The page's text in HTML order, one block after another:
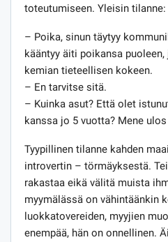
toteutumiseen. Yleisin tilanne:
– Poika, sinun täytyy
kääntyy äiti poikansa
kemian tieteellisen kokeen.
– En tarvitse sitä.
– Kuinka asut? Että olet
kanssa jo 5 vuotta? Mene
Tyypillinen tilanne kahden
introvertin – törmäyksestä.
rakastaa eikä välitä muista
myymälässä on vähintäänkin
luokkatovereiden, myyjien
enempää, hän on onnellinen.